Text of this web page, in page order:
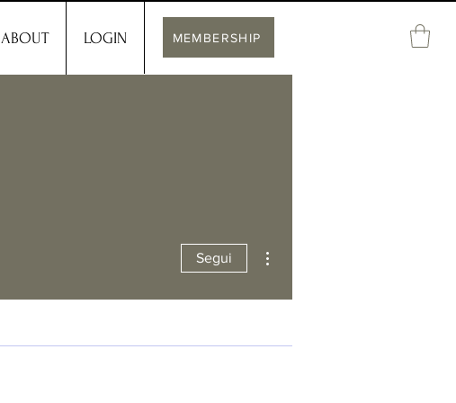
ABOUT LOGIN MEMBERSHIP
Segui